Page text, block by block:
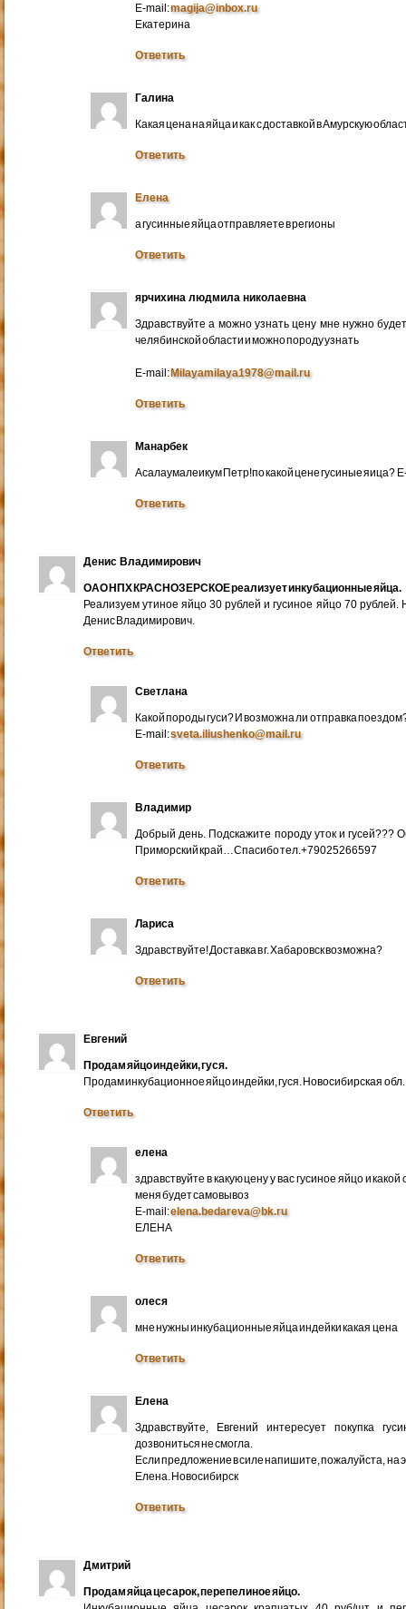
E-mail:magija@inbox.ru
Екатерина
Ответить
Галина
Какая цена на яйца и как с доставкой в Амурскую
Ответить
Елена
а гусинные яйца отправляете в регионы
Ответить
ярчихина людмила николаевна
Здравствуйте а можно узнать цену мне нужно
челябинской области и можно породу узнать
E-mail:Milayamilaya1978@mail.ru
Ответить
Манарбек
Асалаумалеикум Петр!по какой цене гусиные яица?
Ответить
Денис Владимирович
ОАО НПХ КРАСНОЗЕРСКОЕ реализует инкубационные яйца.
Реализуем утиное яйцо 30 рублей и гусиное яйцо 70
Денис Владимирович.
Ответить
Светлана
Какой породы гуси? И возможна ли отправка
E-mail:sveta.iliushenko@mail.ru
Ответить
Владимир
Добрый день. Подскажите породу уток и гусей???
Приморский край…Спасибо тел.+79025266597
Ответить
Лариса
Здравствуйте! Доставка в г. Хабаровск возможна?
Ответить
Евгений
Продам яйцо индейки, гуся.
Продам инкубационное яйцо индейки, гуся. Новосибирская
Ответить
елена
здравствуйте в какую цену у вас гусиное яйцо и
меня будет самовывоз
E-mail:elena.bedareva@bk.ru
ЕЛЕНА
Ответить
олеся
мне нужны инкубационные яйца индейки какая цена
Ответить
Елена
Здравствуйте, Евгений интересует покупка
дозвониться не смогла.
Если предложение в силе напишите, пожалуйста, на
Елена. Новосибирск
Ответить
Дмитрий
Продам яйца цесарок, перепелиное яйцо.